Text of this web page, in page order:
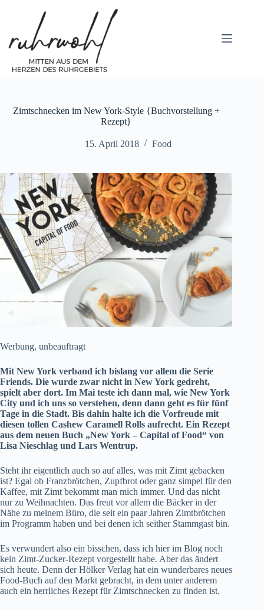
Zimtschnecken im New York-Style {Buchvorstellung +
Rezept}
15. April 2018 Food
Werbung, unbeauftragt
Mit New York verband ich bislang vor allem die Serie
Friends. Die wurde zwar nicht in New York gedreht,
spielt aber dort. Im Mai teste ich dann mal, wie New York
City und ich uns so verstehen, denn dann geht es für fünf
Tage in die Stadt. Bis dahin halte ich die Vorfreude mit
diesen tollen Cashew Caramell Rolls aufrecht. Ein Rezept
aus dem neuen Buch „New York – Capital of Food“ von
Lisa Nieschlag und Lars Wentrup.
Steht ihr eigentlich auch so auf alles, was mit Zimt gebacken
ist? Egal ob Franzbrötchen, Zupfbrot oder ganz simpel für den
Kaffee, mit Zimt bekommt man mich immer. Und das nicht
nur zu Weihnachten. Das freut vor allem die Bäcker in der
Nähe zu meinem Büro, die seit ein paar Jahren Zimtbrötchen
im Programm haben und bei denen ich seither Stammgast bin.
Es verwundert also ein bisschen, dass ich hier im Blog noch
kein Zimt-Zucker-Rezept vorgestellt habe. Aber das ändert
sich heute. Denn der Hölker Verlag hat ein wunderbares neues
Food-Buch auf den Markt gebracht, in dem unter anderem
auch ein herrliches Rezept für Zimtschnecken zu finden ist.